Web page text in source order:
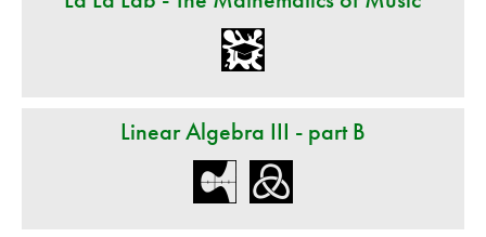
Linear Algebra III - part B